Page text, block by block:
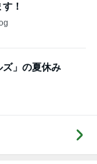
！
」の夏休み